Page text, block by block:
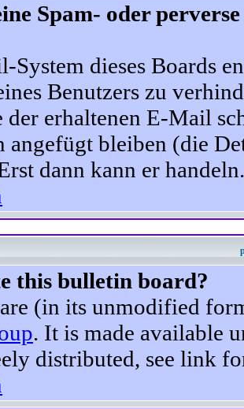
Spam- oder
System dieses Boards
Benutzers zu
der erhaltenen E-Mail
angefügt bleiben (die
dann kann er handeln.
this bulletin board?
(in its unmodified
. It is made available
distributed, see link